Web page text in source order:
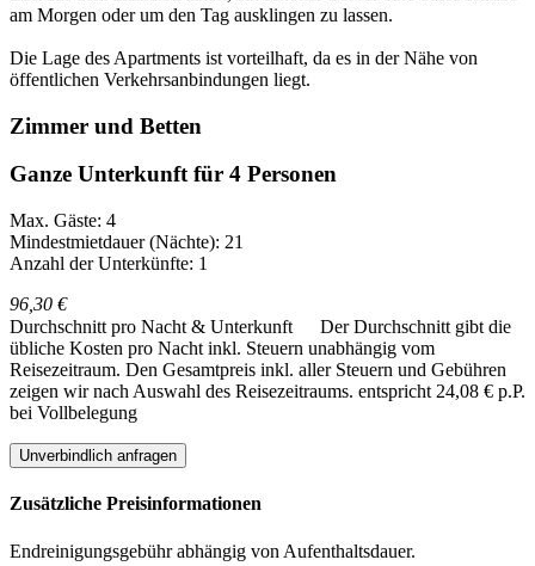
am Morgen oder um den Tag ausklingen zu lassen.
Die Lage des Apartments ist vorteilhaft, da es in der Nähe von
öffentlichen Verkehrsanbindungen liegt.
Zimmer und Betten
Ganze Unterkunft für 4 Personen
Max. Gäste: 4
Mindestmietdauer (Nächte): 21
Anzahl der Unterkünfte: 1
96,30 €
Durchschnitt pro Nacht & Unterkunft
Der Durchschnitt gibt die
übliche Kosten pro Nacht inkl. Steuern unabhängig vom
Reisezeitraum. Den Gesamtpreis inkl. aller Steuern und Gebühren
zeigen wir nach Auswahl des Reisezeitraums. entspricht 24,08 € p.P.
bei Vollbelegung
Unverbindlich anfragen
Zusätzliche Preisinformationen
Endreinigungsgebühr abhängig von Aufenthaltsdauer.